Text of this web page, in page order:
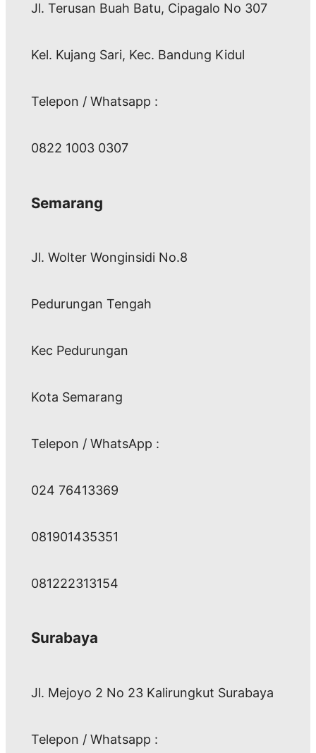
Jl. Terusan Buah Batu, Cipagalo No 307
Kel. Kujang Sari, Kec. Bandung Kidul
Telepon / Whatsapp :
0822 1003 0307
Semarang
Jl. Wolter Wonginsidi No.8
Pedurungan Tengah
Kec Pedurungan
Kota Semarang
Telepon / WhatsApp :
024 76413369
081901435351
081222313154
Surabaya
Jl. Mejoyo 2 No 23 Kalirungkut Surabaya
Telepon / Whatsapp :